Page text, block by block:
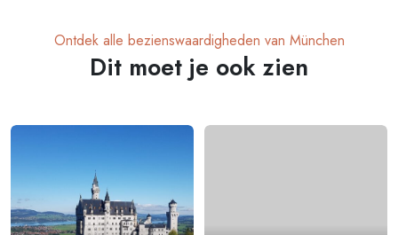
Ontdek alle bezienswaardigheden van München
Dit moet je ook zien